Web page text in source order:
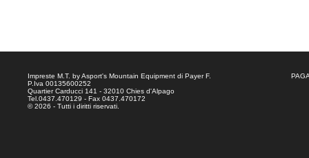
Impreste M.T. by Asport's Mountain Equipment di Payer F.
P.Iva 00135600252
Quartier Carducci 141 - 32010 Chies d'Alpago
Tel.0437.470129 - Fax 0437.470172
© 2026 - Tutti i diritti riservati.